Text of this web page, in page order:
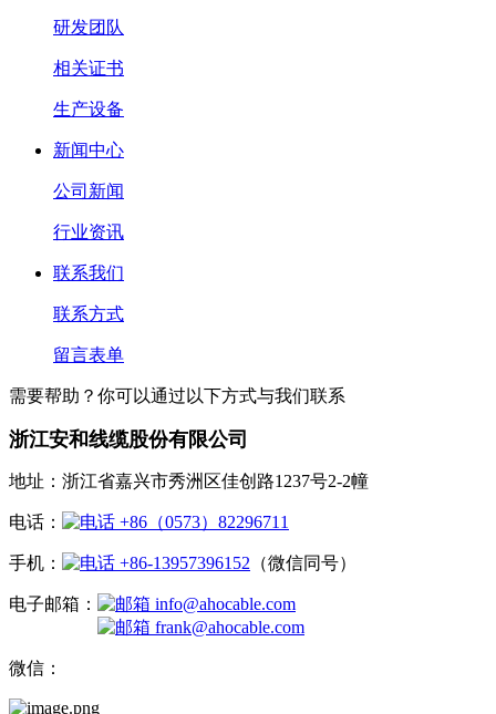
研发团队
相关证书
生产设备
新闻中心
公司新闻
行业资讯
联系我们
联系方式
留言表单
需要帮助？你可以通过以下方式与我们联系
浙江安和线缆股份有限公司
地址：浙江省嘉兴市秀洲区佳创路1237号2-2幢
电话： +86（0573）82296711
手机： +86-13957396152 （微信同号）
电子邮箱：
info@ahocable.com
frank@ahocable.com
微信：